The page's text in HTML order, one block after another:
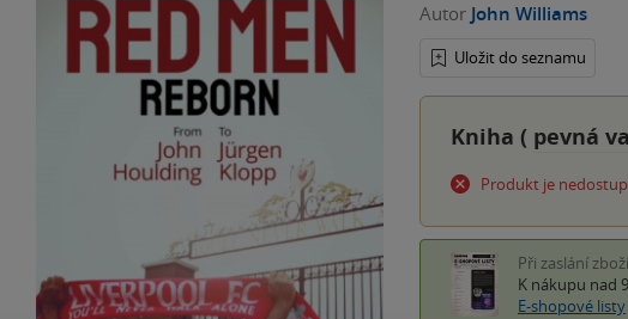
Autor John Williams
Uložit do seznamu
Kniha ( pevná
Produkt je
Při zaslání
K nákupu nad
E-shopové listy